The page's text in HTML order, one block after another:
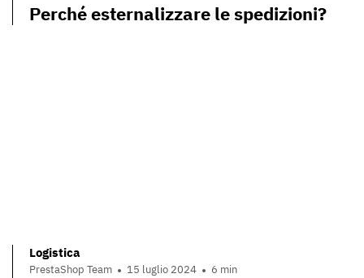
Perché esternalizzare le spedizioni?
Logistica
PrestaShop Team 15 luglio 2024 6 min